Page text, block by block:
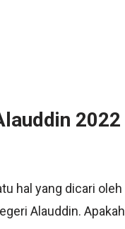
2022
hal yang dicari oleh
Alauddin. Apakah